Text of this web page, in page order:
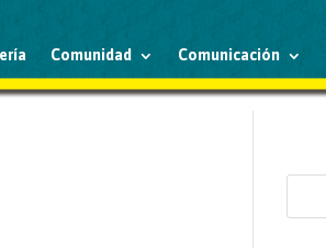
Comunidad Comunicación